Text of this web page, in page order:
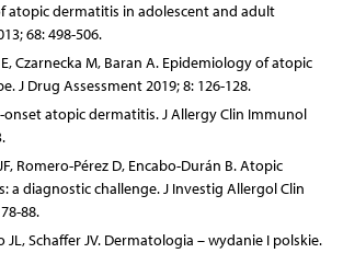
atopic dermatitis in adolescent and adult
68: 498-506.
Czarnecka M, Baran A. Epidemiology of atopic
J Drug Assessment 2019; 8: 126-128.
onset atopic dermatitis. J Allergy Clin Immunol
Romero-Pérez D, Encabo-Durán B. Atopic
a diagnostic challenge. J Investig Allergol Clin
88.
JL, Schaffer JV. Dermatologia – wydanie I polskie.